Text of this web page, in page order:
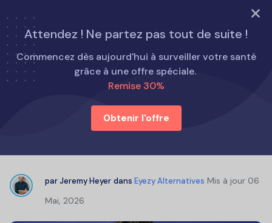
ESSAYEZ MAINTENANT
Attendez ! Ne partez pas tout de suite !
Commencez dès aujourd'hui à surveiller votre santé
grâce à une offre spéciale.
Remise 30%
Obtenir l'offre
Accueil
Alternatives au Eyezy
Avis sur SpyX : comment fonctionne SpyX et est-il
efficace ?
Avis sur SpyX : comment
parJeremy Heyer dans Eyezy Alternatives Mis à jour 06
Mai, 2026